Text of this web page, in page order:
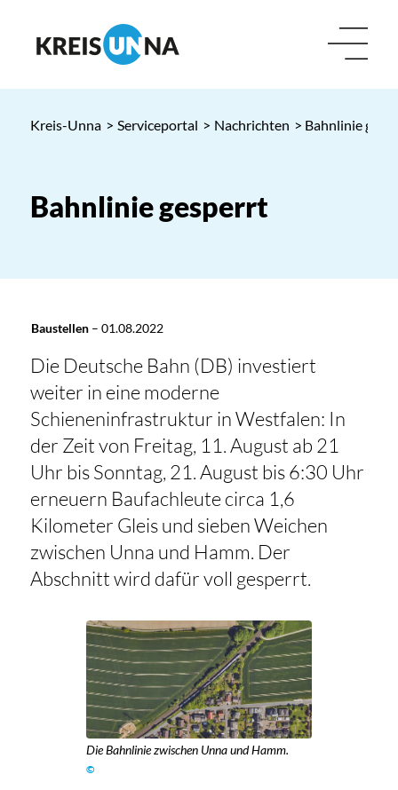
Kreis-Unna > Serviceportal > Nachrichten > Bahnlinie
Bahnlinie gesperrt
Baustellen– 01.08.2022
Die Deutsche Bahn (DB) investiert
weiter in eine moderne
Schieneninfrastruktur in Westfalen: In
der Zeit von Freitag, 11. August ab 21
Uhr bis Sonntag, 21. August bis 6:30 Uhr
erneuern Baufachleute circa 1,6
Kilometer Gleis und sieben Weichen
zwischen Unna und Hamm. Der
Abschnitt wird dafür voll gesperrt.
Die Bahnlinie zwischen Unna und Hamm.
©